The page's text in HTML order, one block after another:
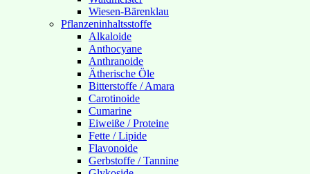
Wiesen-Bärenklau
Pflanzeninhaltsstoffe
Alkaloide
Anthocyane
Anthranoide
Ätherische Öle
Bitterstoffe / Amara
Carotinoide
Cumarine
Eiweiße / Proteine
Fette / Lipide
Flavonoide
Gerbstoffe / Tannine